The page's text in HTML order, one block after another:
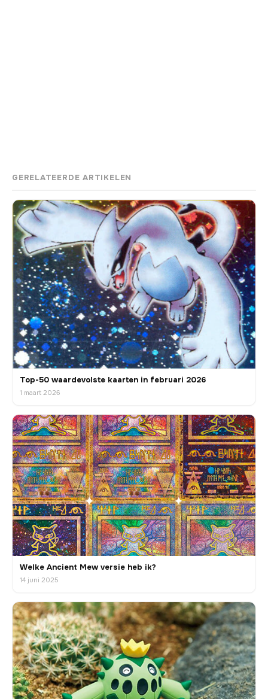
GERELATEERDE ARTIKELEN
Top-50 waardevolste kaarten in februari 2026
1 maart 2026
Welke Ancient Mew versie heb ik?
14 juni 2025